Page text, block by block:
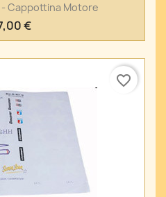
- Cappottina Motore
€
favorite_border